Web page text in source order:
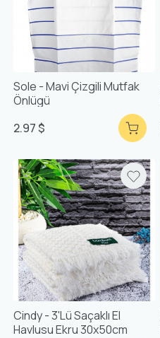
Sole - Mavi Çizgili Mutfak
Önlügü
2.97 $
Cindy - 3'lü Saçaklı El
Havlusu Ekru 30x50cm